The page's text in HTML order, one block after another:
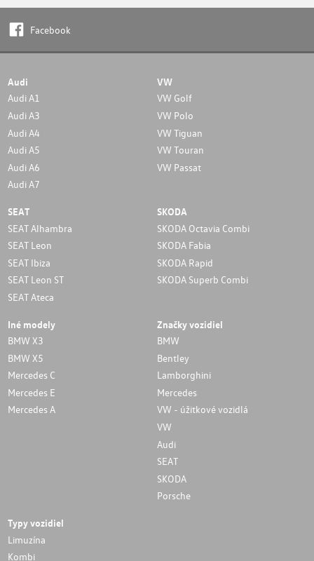
Facebook
Audi
Audi A1
Audi A3
Audi A4
Audi A5
Audi A6
Audi A7
VW
VW Golf
VW Polo
VW Tiguan
VW Touran
VW Passat
SEAT
SEAT Alhambra
SEAT Leon
SEAT Ibiza
SEAT Leon ST
SEAT Ateca
SKODA
SKODA Octavia Combi
SKODA Fabia
SKODA Rapid
SKODA Superb Combi
Iné modely
BMW X3
BMW X5
Mercedes C
Mercedes E
Mercedes A
Značky vozidiel
BMW
Bentley
Lamborghini
Mercedes
VW - úžitkové vozidlá
VW
Audi
SEAT
SKODA
Porsche
Typy vozidiel
Limuzína
Kombi